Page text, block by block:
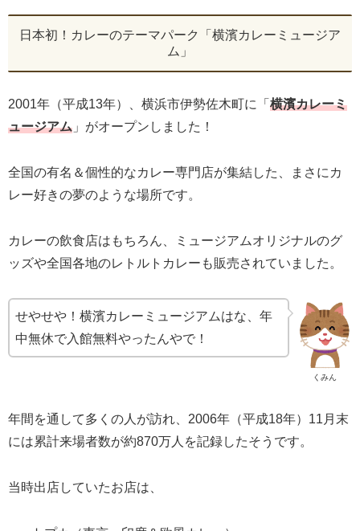
日本初！カレーのテーマパーク「横濱カレーミュージア
ム」
2001年（平成13年）、横浜市伊勢佐木町に「 横濱カレーミ
ュージアム 」がオープンしました！
全国の有名＆個性的なカレー専門店が集結した、まさにカ
レー好きの夢のような場所です。
カレーの飲食店はもちろん、ミュージアムオリジナルのグ
ッズや全国各地のレトルトカレーも販売されていました。
くみん
せやせや！横濱カレーミュージアムはな、年
中無休で入館無料やったんやで！
年間を通して多くの人が訪れ、2006年（平成18年）11月末
には累計来場者数が約870万人を記録したそうです。
当時出店していたお店は、